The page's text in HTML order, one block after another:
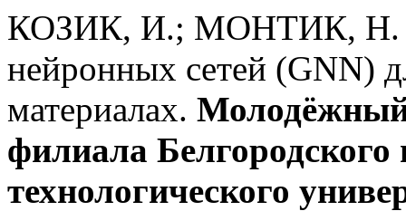
КОЗИК, И.; МОНТИК, Н.
нейронных сетей (GNN)
материалах. Молодёжный
филиала Белгородского
технологического